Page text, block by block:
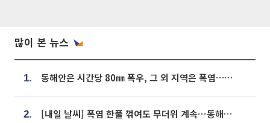
많이 본 뉴스
1. 동해안은 시간당 80㎜ 폭우, 그 외 지역은 폭염…‘극과 극 날씨’
2. [내일 날씨] 폭염 한풀 꺾여도 무더위 계속⋯동해안 이틀 연속 비